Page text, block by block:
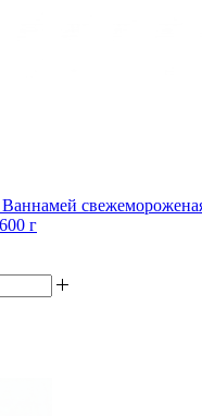
Ваннамей
г